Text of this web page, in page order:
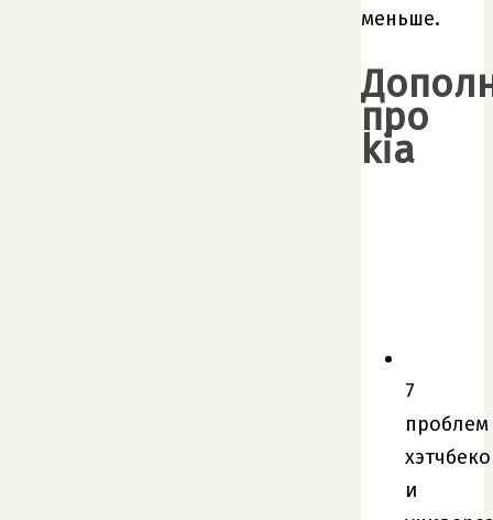
меньше.
про
kia
7
проблем
и